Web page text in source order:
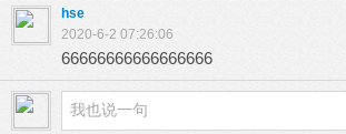
hse
2020-6-2 07:26:06
66666666666666666